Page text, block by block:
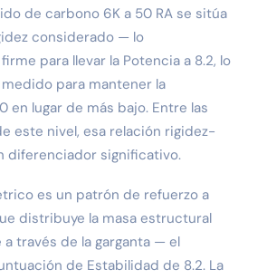
de carbono 6K a 50 RA se sitúa
considerado — lo
para llevar la Potencia a 8.2, lo
para mantener la
en lugar de más bajo. Entre las
este nivel, esa relación rigidez-
diferenciador significativo.
es un patrón de refuerzo a
distribuye la masa estructural
través de la garganta — el
de Estabilidad de 8.2. La